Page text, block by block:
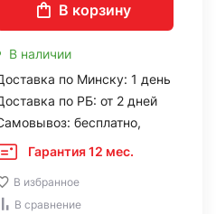
В корзину
В наличии
по Минску: 1 день
по РБ: от 2 дней
бесплатно,
Гарантия 12 мес.
В избранное
В сравнение